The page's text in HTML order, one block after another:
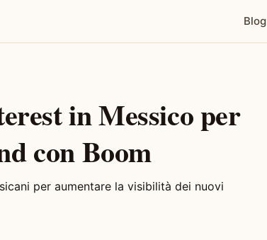
Blog
in Messico per
con Boom
per aumentare la visibilità dei nuovi